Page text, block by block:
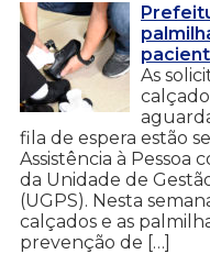
As
fila de espera estão
Assistência à Pessoa
da Unidade de
(UGPS). Nesta
calçados e as
prevenção de […]